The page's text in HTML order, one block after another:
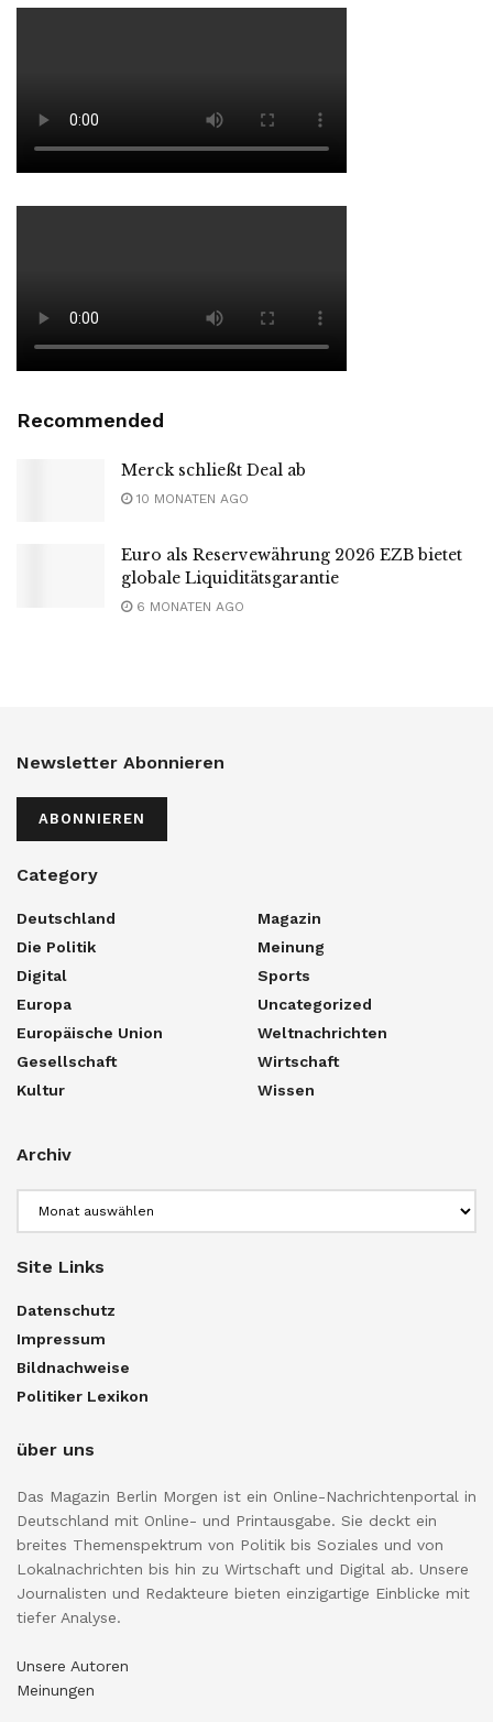
Recommended
Merck schließt Deal ab
10 MONATEN AGO
Euro als Reservewährung 2026 EZB bietet
globale Liquiditätsgarantie
6 MONATEN AGO
Newsletter Abonnieren
ABONNIEREN
Category
Deutschland
Die Politik
Digital
Europa
Europäische Union
Gesellschaft
Kultur
Magazin
Meinung
Sports
Uncategorized
Weltnachrichten
Wirtschaft
Wissen
Archiv
Site Links
Datenschutz
Impressum
Bildnachweise
Politiker Lexikon
über uns
Das Magazin Berlin Morgen ist ein Online-Nachrichtenportal in
Deutschland mit Online- und Printausgabe. Sie deckt ein
breites Themenspektrum von Politik bis Soziales und von
Lokalnachrichten bis hin zu Wirtschaft und Digital ab. Unsere
Journalisten und Redakteure bieten einzigartige Einblicke mit
tiefer Analyse.
Unsere Autoren
Meinungen